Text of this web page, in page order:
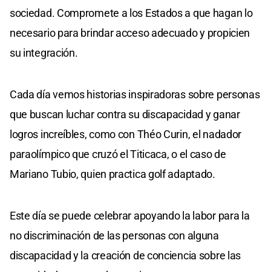
sociedad. Compromete a los Estados a que hagan lo
necesario para brindar acceso adecuado y propicien
su integración.
Cada día vemos historias inspiradoras sobre personas
que buscan luchar contra su discapacidad y ganar
logros increíbles, como con Théo Curin, el nadador
paraolímpico que cruzó el Titicaca, o el caso de
Mariano Tubio, quien practica golf adaptado.
Este día se puede celebrar apoyando la labor para la
no discriminación de las personas con alguna
discapacidad y la creación de conciencia sobre las